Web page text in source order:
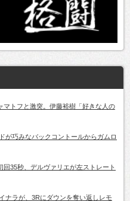
マトフと激突。伊藤裕樹「好きな人の
が巧みなバックコントールからガムロ
回35秒、デルヴァリエが左ストレート
ナラが、3Rにダウンを奪い返しレモ